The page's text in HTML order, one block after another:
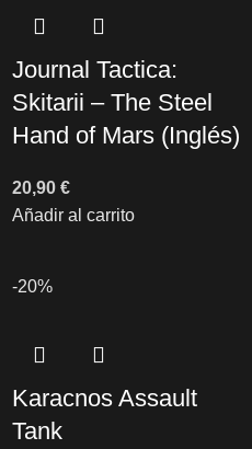
Journal Tactica:
Skitarii – The Steel
Hand of Mars (Inglés)
20,90 €
Añadir al carrito
-20%
Karacnos Assault
Tank